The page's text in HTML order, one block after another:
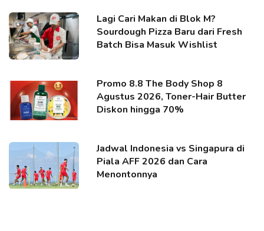
Lagi Cari Makan di Blok M?
Sourdough Pizza Baru dari Fresh
Batch Bisa Masuk Wishlist
Promo 8.8 The Body Shop 8
Agustus 2026, Toner-Hair Butter
Diskon hingga 70%
Jadwal Indonesia vs Singapura di
Piala AFF 2026 dan Cara
Menontonnya